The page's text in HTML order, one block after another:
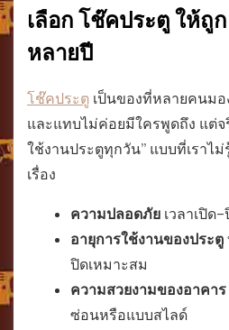
เลือก โช๊คประตู ให้ถู
หลายปี
โช๊คประตู เป็นของที่หลายคนมอ
และแทบไม่ค่อยมีใครพูดถึง แต่จ
ใช้งานประตูทุกวัน” แบบที่เราไม่
เรื่อง
ความปลอดภัย เวลาเปิด
อายุการใช้งานของประตู
ปิดเหมาะสม
ความสวยงามของอาคาร
ซ่อนหรือแบบสไลด์